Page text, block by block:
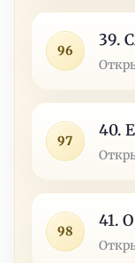
96
39.
97
40.
98
41.